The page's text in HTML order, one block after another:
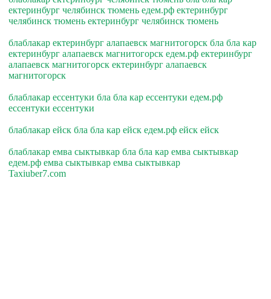
ектеринбург челябинск тюмень едем.рф ектеринбург
челябинск тюмень ектеринбург челябинск тюмень
блаблакар ектеринбург алапаевск магнитогорск бла бла кар
ектеринбург алапаевск магнитогорск едем.рф ектеринбург
алапаевск магнитогорск ектеринбург алапаевск
магнитогорск
блаблакар ессентуки бла бла кар ессентуки едем.рф
ессентуки ессентуки
блаблакар ейск бла бла кар ейск едем.рф ейск ейск
блаблакар емва сыктывкар бла бла кар емва сыктывкар
едем.рф емва сыктывкар емва сыктывкар
Taxiuber7.com